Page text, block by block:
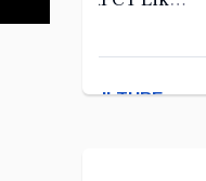
Chiconi
CULTURE